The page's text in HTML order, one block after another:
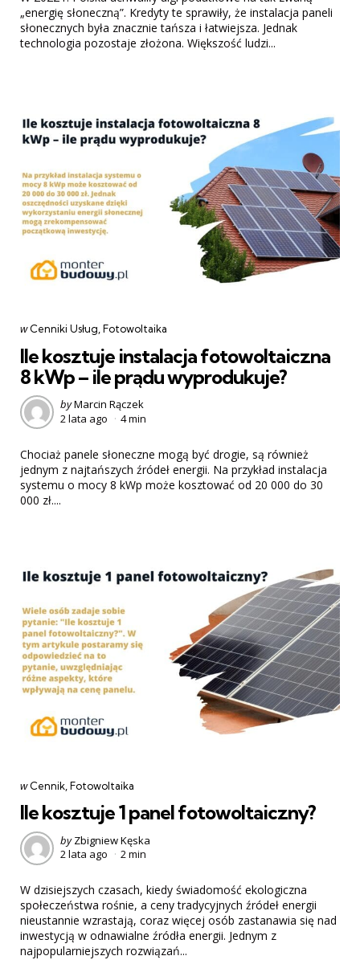
„energię słoneczną”. Kredyty te sprawiły, że instalacja paneli
słonecznych była znacznie tańsza i łatwiejsza. Jednak
technologia pozostaje złożona. Większość ludzi...
Categories
post
w Cenniki Usług Fotowoltaika
Ile kosztuje instalacja fotowoltaiczna
8 kWp – ile prądu wyprodukuje?
Posted
by
byMarcin Rączek
2 lata ago
4 min
Chociaż panele słoneczne mogą być drogie, są również
jednym z najtańszych źródeł energii. Na przykład instalacja
systemu o mocy 8 kWp może kosztować od 20 000 do 30
000 zł....
Categories
post
w Cennik Fotowoltaika
Ile kosztuje 1 panel fotowoltaiczny?
Posted
by
by Zbigniew Kęska
2 lata ago
2 min
W dzisiejszych czasach, kiedy świadomość ekologiczna
społeczeństwa rośnie, a ceny tradycyjnych źródeł energii
nieustannie wzrastają, coraz więcej osób zastanawia się nad
inwestycją w odnawialne źródła energii. Jednym z
najpopularniejszych rozwiązań...